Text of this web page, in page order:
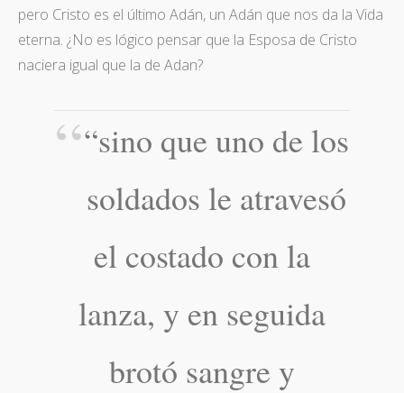
pero Cristo es el último Adán, un Adán que nos da la Vida
eterna. ¿No es lógico pensar que la Esposa de Cristo
naciera igual que la de Adan?
“sino que uno de los
soldados le atravesó
el costado con la
lanza, y en seguida
brotó sangre y